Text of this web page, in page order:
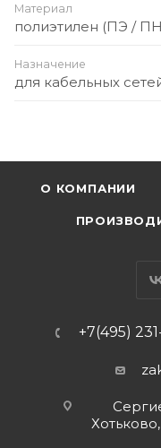
Материал
полиэтилен (ПЭ /
Назначение
для кабельных
О КОМПАНИИ
+7(495)